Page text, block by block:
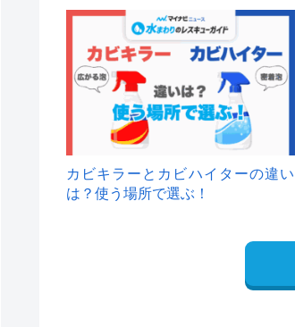
カビキラーとカビハイターの違い
は？使う場所で選ぶ！